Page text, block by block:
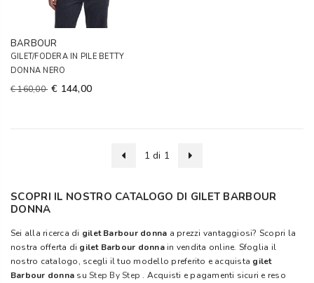
BARBOUR
GILET/FODERA IN PILE BETTY
DONNA NERO
€ 160,00 € 144,00
1 di 1
SCOPRI IL NOSTRO CATALOGO DI GILET BARBOUR
DONNA
Sei alla ricerca di gilet Barbour donna a prezzi vantaggiosi? Scopri la
nostra offerta di gilet Barbour donna in vendita online. Sfoglia il
nostro catalogo, scegli il tuo modello preferito e acquista gilet
Barbour donna suStep By Step . Acquisti e pagamenti sicuri e reso